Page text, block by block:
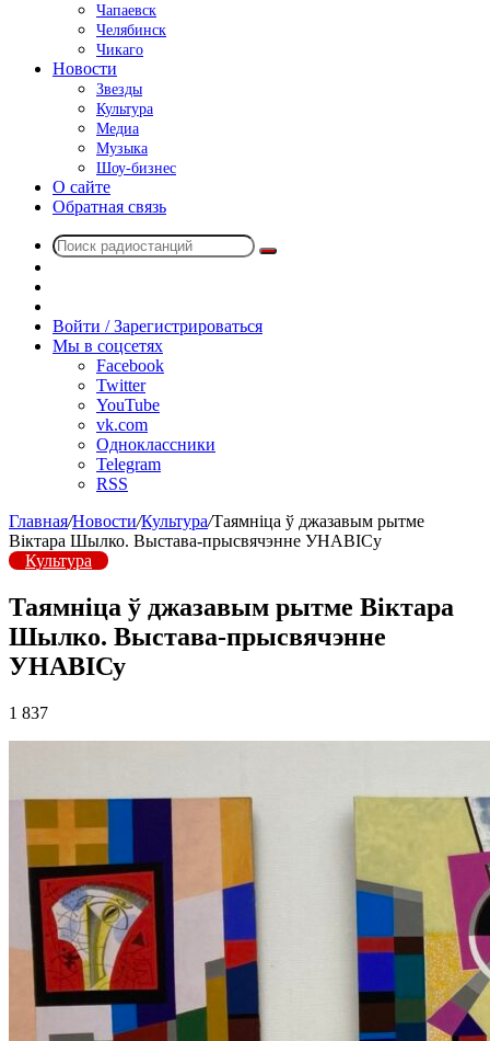
Чапаевск
Челябинск
Чикаго
Новости
Звезды
Культура
Медиа
Музыка
Шоу-бизнес
О сайте
Обратная связь
Поиск
радио
Войти / Зарегистрироваться
Мы в соцсетях
Facebook
Twitter
YouTube
vk.com
Одноклассники
Telegram
RSS
Главная/Новости/Культура/Таямніца ў джазавым рытме
Віктара Шылко. Выстава-прысвячэнне УНАВІСу
Культура
Таямніца ў джазавым рытме Віктара
Шылко. Выстава-прысвячэнне
УНАВІСу
1 837